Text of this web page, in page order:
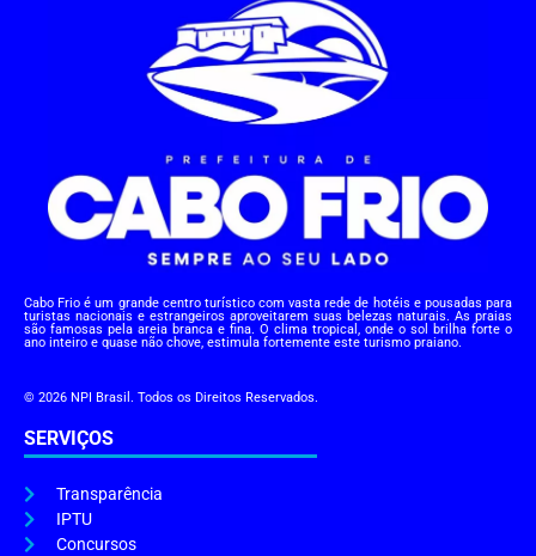
Cabo Frio é um grande centro turístico com vasta rede de hotéis e pousadas para
turistas nacionais e estrangeiros aproveitarem suas belezas naturais. As praias
são famosas pela areia branca e fina. O clima tropical, onde o sol brilha forte o
ano inteiro e quase não chove, estimula fortemente este turismo praiano.
© 2026 NPI Brasil. Todos os Direitos Reservados.
SERVIÇOS
Transparência
IPTU
Concursos